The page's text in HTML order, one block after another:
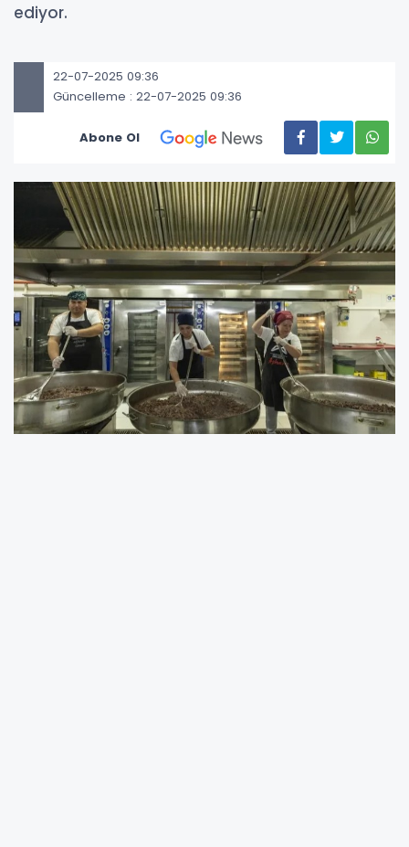
ediyor.
22-07-2025 09:36
Güncelleme : 22-07-2025 09:36
Abone Ol